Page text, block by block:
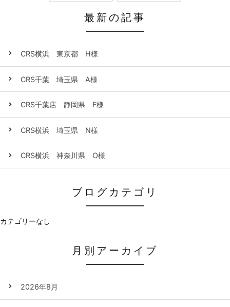
最新の記事
CRS横浜 東京都 H様
CRS千葉 埼玉県 A様
CRS千葉店 静岡県 F様
CRS横浜 埼玉県 N様
CRS横浜 神奈川県 O様
ブログカテゴリ
カテゴリーなし
月別アーカイブ
2026年8月